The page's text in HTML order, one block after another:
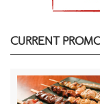
CURRENT